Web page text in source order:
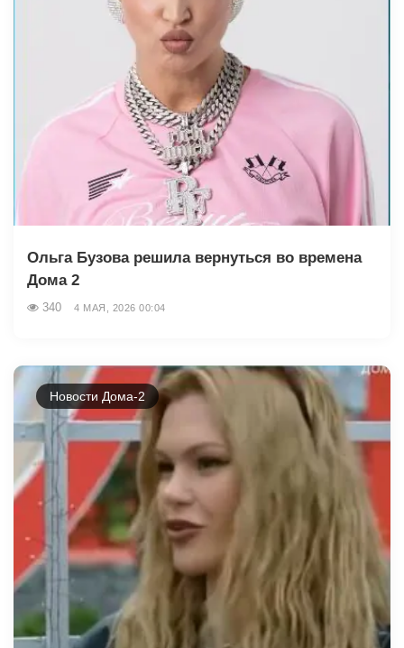
Ольга Бузова решила вернуться во времена
Дома 2
340 4 МАЯ, 2026 00:04
Новости Дома-2